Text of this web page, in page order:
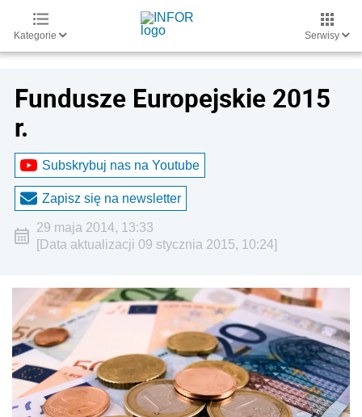
Kategorie Serwisy
Fundusze Europejskie 2015
r.
Subskrybuj nas na Youtube
Zapisz się na newsletter
29 maja 2014, 13:33
[Data aktualizacji 09 stycznia 2015, 10:24]